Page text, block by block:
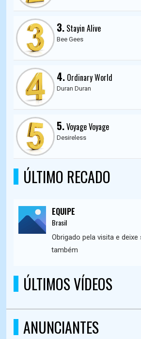
3. Stayin Alive
Bee Gees
4. Ordinary World
Duran Duran
5.Voyage Voyage
Desireless
ÚLTIMO RECADO
EQUIPE
Brasil
Obrigado pela visita e deixe
também
ÚLTIMOS VÍDEOS
ANUNCIANTES